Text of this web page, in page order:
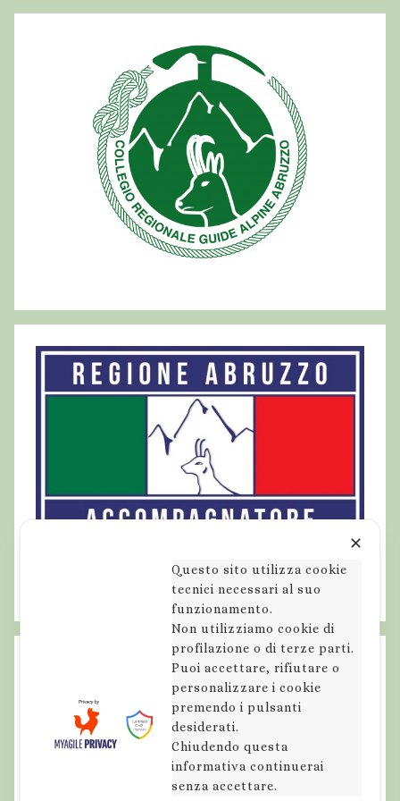
✕
Questo sito utilizza cookie
tecnici necessari al suo
funzionamento.
Non utilizziamo cookie di
profilazione o di terze parti.
Puoi accettare, rifiutare o
personalizzare i cookie
premendo i pulsanti
desiderati.
Chiudendo questa
informativa continuerai
senza accettare.